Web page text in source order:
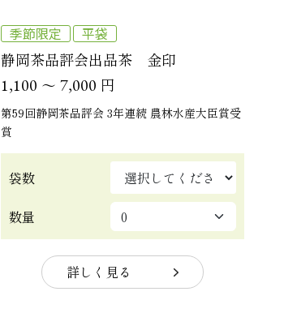
季節限定 平袋
静岡茶品評会出品茶 金印
1,100 ～ 7,000 円
第59回静岡茶品評会 3年連続 農林水産大臣賞受
賞
袋数
数量
詳しく見る